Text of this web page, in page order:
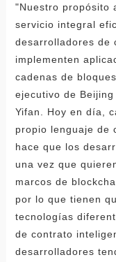
"Nuestro propósito
servicio integral
desarrolladores de
implementen
cadenas de
ejecutivo de
Yifan. Hoy en día,
propio lenguaje de
hace que los
una vez que
marcos de
por lo que tienen
tecnologías
de contrato
desarrolladores